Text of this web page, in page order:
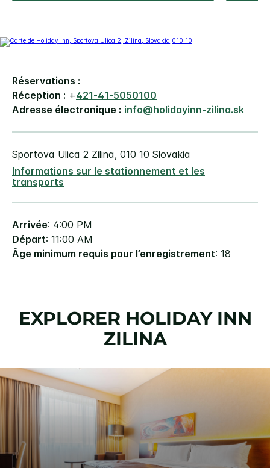
Réservations :
Réception : +421-41-5050100
Adresse électronique : info@holidayinn-zilina.sk
Sportova Ulica 2 Zilina, 010 10 Slovakia
Informations sur le stationnement et les
transports
Arrivée: 4:00 PM
Départ: 11:00 AM
Âge minimum requis pour l’enregistrement: 18
EXPLORER HOLIDAY INN
ZILINA